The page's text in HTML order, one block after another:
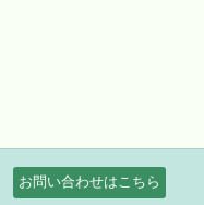
お問い合わせはこちら